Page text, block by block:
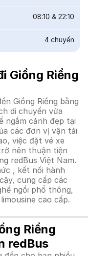
08:10 & 22:10
4 chuyến
Giồng Riềng
Giồng Riềng bằng
di chuyển vừa
ngắm cảnh đẹp tại
các đơn vị vận tải
việc đặt vé xe
nên thuận tiện
redBus Việt Nam.
, kết nối hành
cung cấp các
ngồi phổ thông,
cao cấp.
Riềng
redBus